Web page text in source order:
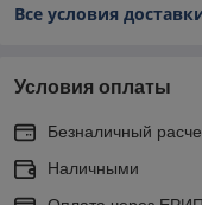
Все условия
Условия оплаты
Безналичный
Наличными